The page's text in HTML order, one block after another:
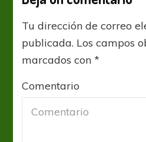
Tu dirección de correo
publicada. Los campos
marcados con*
Comentario